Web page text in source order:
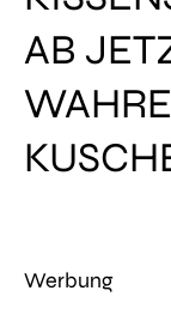
AB
Werbung